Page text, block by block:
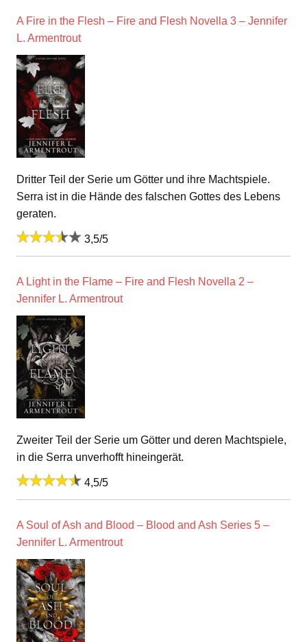
A Fire in the Flesh – Fire and Flesh Novella 3 – Jennifer
L. Armentrout
Dritter Teil der Serie um Götter und ihre Machtspiele.
Serra ist in die Hände des falschen Gottes des Lebens
geraten.
3,5/5
A Light in the Flame – Fire and Flesh Novella 2 –
Jennifer L. Armentrout
Zweiter Teil der Serie um Götter und deren Machtspiele,
in die Serra unverhofft hineingerät.
4,5/5
A Soul of Ash and Blood – Blood and Ash Series 5 –
Jennifer L. Armentrout